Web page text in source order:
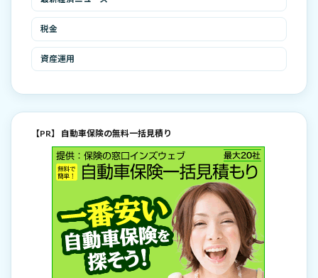
税金
資産運用
【PR】 自動車保険の無料一括見積り